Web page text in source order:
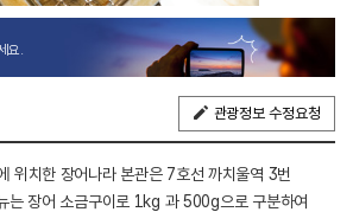
요.
관광정보 수정요청
위치한 장어나라 본관은 7호선 까치울역 3번
는 장어 소금구이로 1kg 과 500g으로 구분하여